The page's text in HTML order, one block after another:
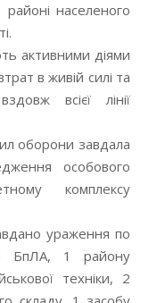
населеного
активними діями
в живій силі та
всієї лінії
оборони завдала
особового
комплексу
ураження по
БпЛА, 1 району
техніки, 2